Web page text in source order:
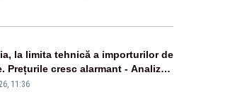
la limita tehnică a importurilor de
Prețurile cresc alarmant - Analiză
Plus
11:36